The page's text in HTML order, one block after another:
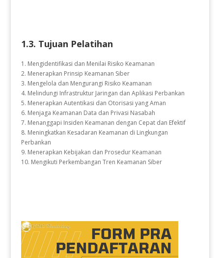
1.3. Tujuan Pelatihan
1. Mengidentifikasi dan Menilai Risiko Keamanan
2. Menerapkan Prinsip Keamanan Siber
3. Mengelola dan Mengurangi Risiko Keamanan
4. Melindungi Infrastruktur Jaringan dan Aplikasi Perbankan
5. Menerapkan Autentikasi dan Otorisasi yang Aman
6. Menjaga Keamanan Data dan Privasi Nasabah
7. Menanggapi Insiden Keamanan dengan Cepat dan Efektif
8. Meningkatkan Kesadaran Keamanan di Lingkungan
Perbankan
9. Menerapkan Kebijakan dan Prosedur Keamanan
10. Mengikuti Perkembangan Tren Keamanan Siber